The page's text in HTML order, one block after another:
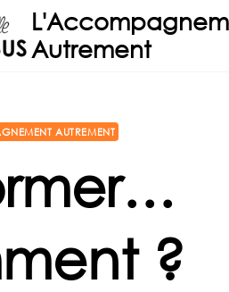
Autrement
AUTREMENT
?